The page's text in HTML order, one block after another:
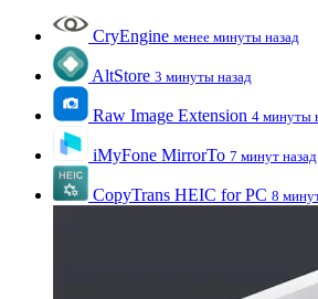
CryEngine менее минуты назад
AltStore 3 минуты назад
Raw Image Extension 4 минуты
iMyFone MirrorTo 7 минут назад
CopyTrans HEIC for PC 8